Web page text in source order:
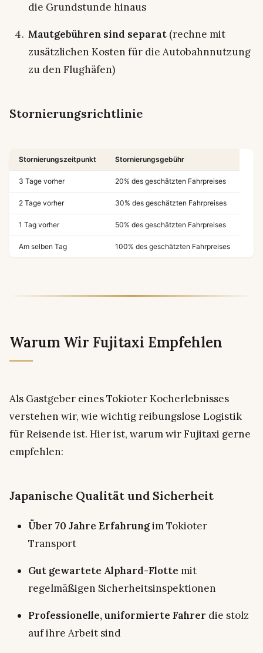
die Grundstunde hinaus
Mautgebühren sind separat (rechne mit
zusätzlichen Kosten für die Autobahnnutzung
zu den Flughäfen)
Stornierungsrichtlinie
Stornierungszeitpunkt Stornierungsgebühr
3 Tage vorher 20% des geschätzten Fahrpreises
2 Tage vorher 30% des geschätzten Fahrpreises
1 Tag vorher 50% des geschätzten Fahrpreises
Am selben Tag 100% des geschätzten Fahrpreises
Warum Wir Fujitaxi Empfehlen
Als Gastgeber eines Tokioter Kocherlebnisses
verstehen wir, wie wichtig reibungslose Logistik
für Reisende ist. Hier ist, warum wir Fujitaxi gerne
empfehlen:
Japanische Qualität und Sicherheit
Über 70 Jahre Erfahrungim Tokioter
Transport
Gut gewartete Alphard-Flotte mit
regelmäßigen Sicherheitsinspektionen
Professionelle, uniformierte Fahrer die stolz
auf ihre Arbeit sind